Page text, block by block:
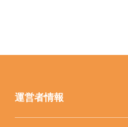
運営者情報